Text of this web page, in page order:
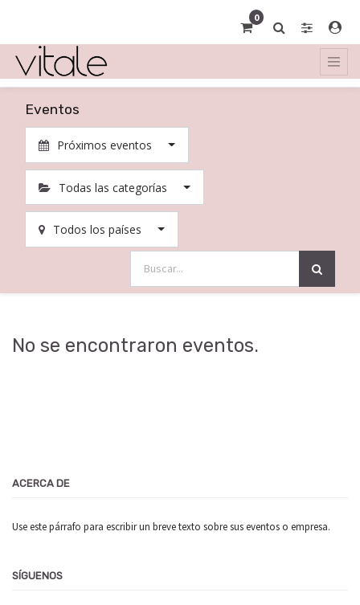
0
Eventos
Próximos eventos
Todas las categorías
Todos los países
No se encontraron eventos.
ACERCA DE
Use este párrafo para escribir un breve texto sobre sus eventos o empresa.
SÍGUENOS